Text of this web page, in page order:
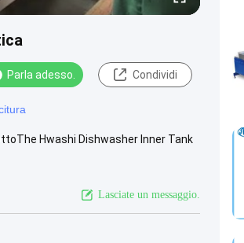
Parla adesso. Condividi
Hwashi Dishwasher Inner Tank
Lasciate un messaggio.